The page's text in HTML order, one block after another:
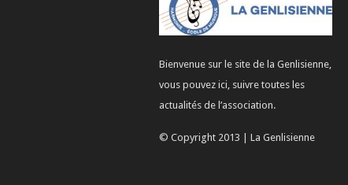
Bienvenue sur le site de la Genlisienne,
vous pouvez ici, suivre toutes les
actualités de l’association.
© Copyright 2013 | La Genlisienne